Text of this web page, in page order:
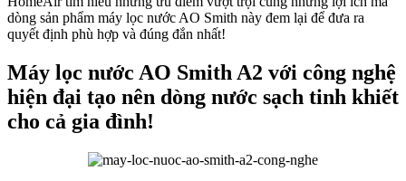
dòng sản phẩm máy lọc nước AO Smith này đem lại để đưa ra
quyết định phù hợp và đúng đắn nhất!
Máy lọc nước AO Smith A2 với công nghệ
hiện đại tạo nên dòng nước sạch tinh khiết
cho cả gia đình!